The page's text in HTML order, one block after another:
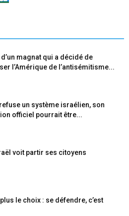
d’un magnat qui a décidé de
l’Amérique de l’antisémitisme...
refuse un système israélien, son
officiel pourrait être...
voit partir ses citoyens
plus le choix : se défendre, c’est